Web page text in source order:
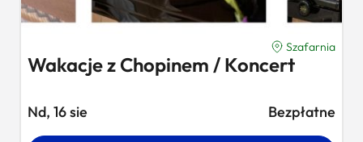
Szafarnia
Wakacje z Chopinem / Koncert
Nd, 16 sie Bezpłatne